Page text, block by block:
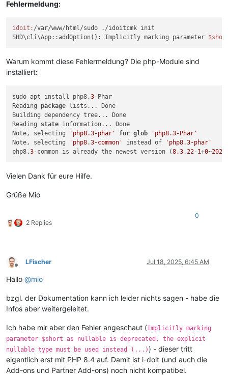
Fehlermeldung:
idoit: /var/www/html/sudo ./idoitcmk init
SHD\cli\App::addOption(): Implicitly marking parameter
Warum kommt diese Fehlermeldung? Die php-Module sind
installiert:
sudo apt install php8.3-Phar
Reading package lists... Done
Building dependency tree... Done
Reading state information... Done
Note, selecting
'php8.3-phar' for glob
'php8.3-Phar'
Note, selecting
'php8.3-common' instead of
'php8.3-phar'
php8.3-common is already the newest version (8.3. 22-1+0~
Vielen Dank für eure Hilfe.
Grüße Mio
2 Replies
0
Offline
LFischer Jul 18, 2025, 6:45 AM
Hallo @mio
bzgl. der Dokumentation kann ich leider nichts sagen - habe die
Infos aber weitergeleitet.
Ich habe mir aber den Fehler angeschaut (Implicitly marking
parameter $short as nullable is deprecated, the explicit
nullable type must be used instead (...)) - dieser tritt
eigentlich erst mit PHP 8.4 auf. Damit ist i-doit (und auch die
Add-ons und Partner Add-ons) noch nicht kompatibel.